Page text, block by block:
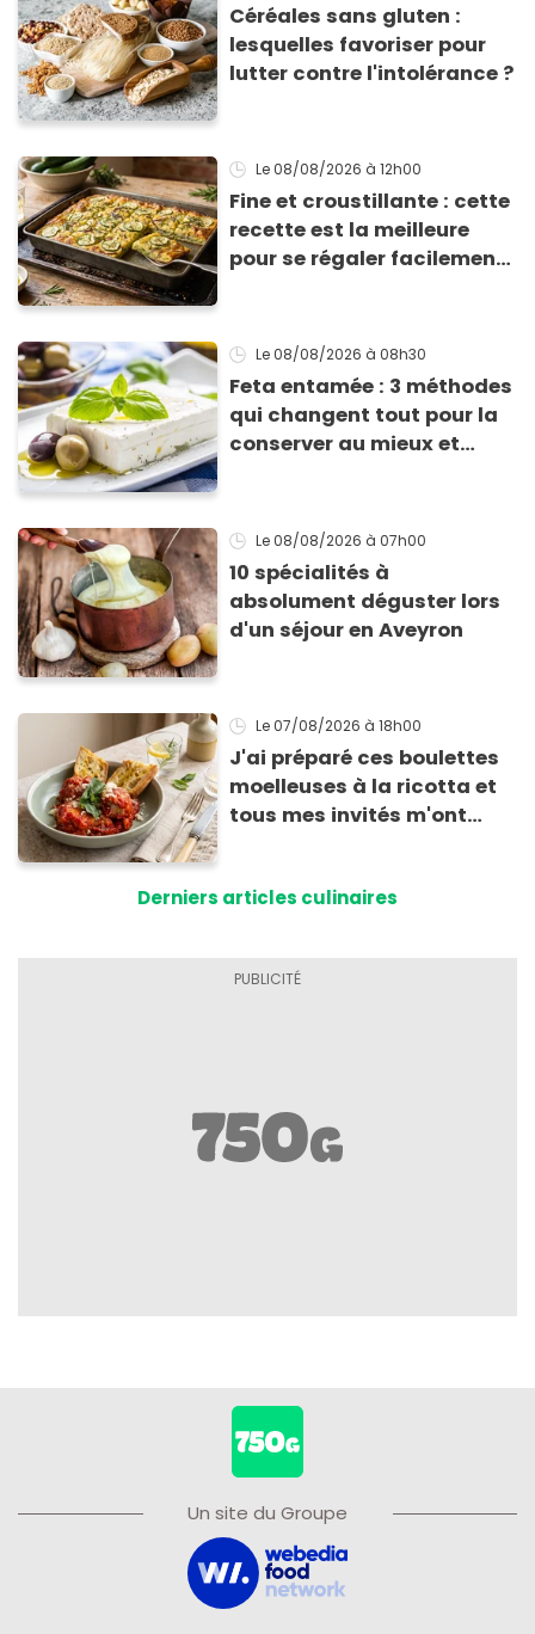
Céréales sans gluten :
lesquelles favoriser pour
lutter contre l'intolérance ?
Le 08/08/2026 à 12h00
Fine et croustillante : cette
recette est la meilleure
pour se régaler facilement
Le 08/08/2026 à 08h30
Feta entamée : 3 méthodes
qui changent tout pour la
conserver au mieux et
Le 08/08/2026 à 07h00
10 spécialités à
absolument déguster lors
d'un séjour en Aveyron
Le 07/08/2026 à 18h00
J'ai préparé ces boulettes
moelleuses à la ricotta et
tous mes invités m'ont
Derniers articles culinaires
Un site du Groupe